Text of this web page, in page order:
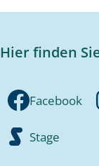
Hier finden
Facebook
Stage